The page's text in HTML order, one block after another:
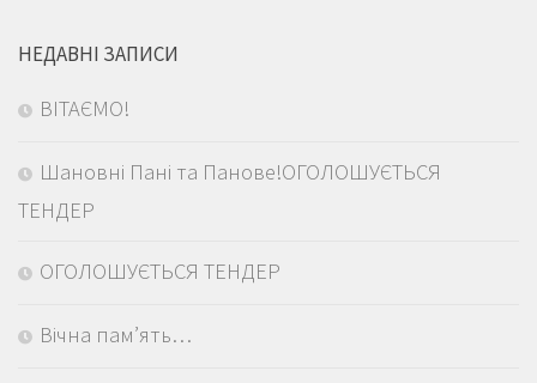
НЕДАВНІ ЗАПИСИ
ВІТАЄМО!
Шановні Пані та Панове!ОГОЛОШУЄТЬСЯ
ТЕНДЕР
ОГОЛОШУЄТЬСЯ ТЕНДЕР
Вічна пам’ять…